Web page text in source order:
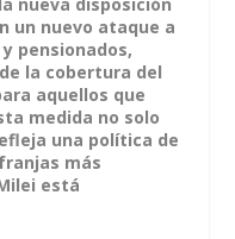
un nuevo ataque a
pensionados,
la cobertura del
aquellos que
medida no solo
una política de
más
está